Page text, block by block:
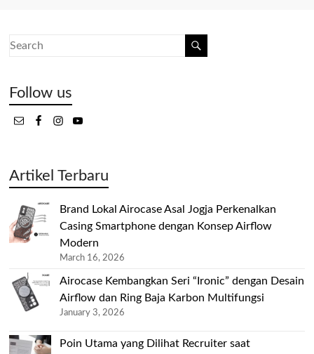
Follow us
Artikel Terbaru
Brand Lokal Airocase Asal Jogja Perkenalkan
Casing Smartphone dengan Konsep Airflow
Modern
March 16, 2026
Airocase Kembangkan Seri “Ironic” dengan Desain
Airflow dan Ring Baja Karbon Multifungsi
January 3, 2026
Poin Utama yang Dilihat Recruiter saat